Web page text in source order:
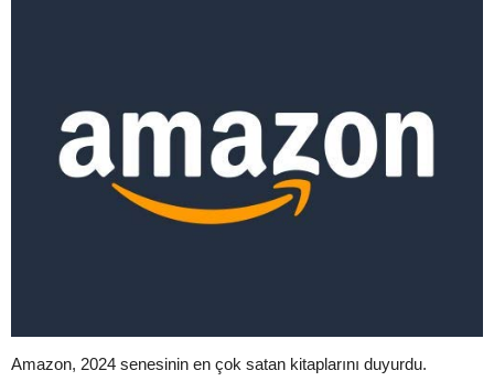
Amazon, 2024 senesinin en çok satan kitaplarını duyurdu.